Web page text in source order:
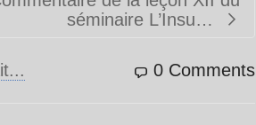
séminaire L’Insu…
0 Comments